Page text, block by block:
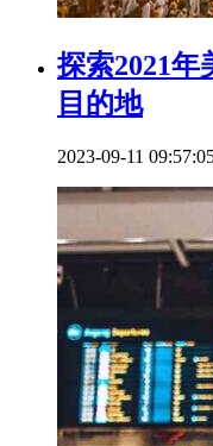
探索2021年
目的地
2023-09-11